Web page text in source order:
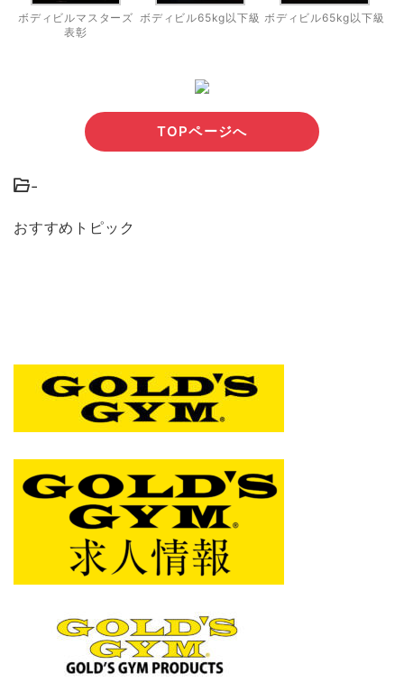
ボディビルマスターズ
表彰
ボディビル65kg以下級 ボディビル65kg以下級
TOPページへ
-
おすすめトピック